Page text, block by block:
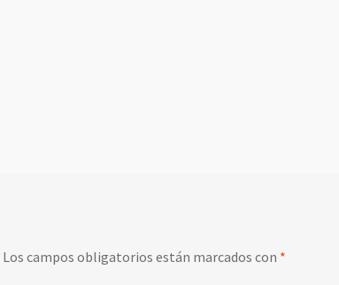
Los campos obligatorios están marcados con *